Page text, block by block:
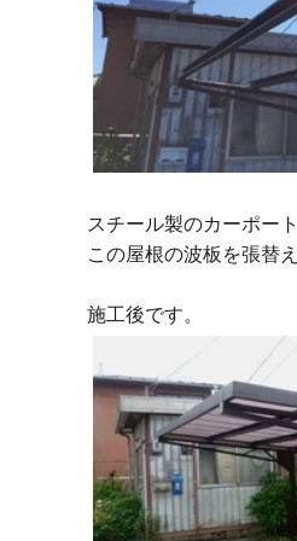
スチール製のカーポー
この屋根の波板を張替
施工後です。